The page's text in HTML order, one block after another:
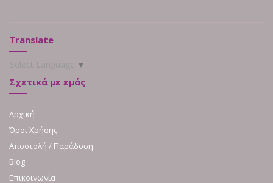
Translate
▼
Σχετικά με εμάς
Αρχική
Όροι Χρήσης
Αποστολή / Παράδοση
Blog
Επικοινωνία